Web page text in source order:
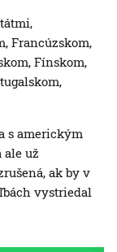
Francúzskom,
Fínskom,
s americkým
ale už
ak by v
vystriedal